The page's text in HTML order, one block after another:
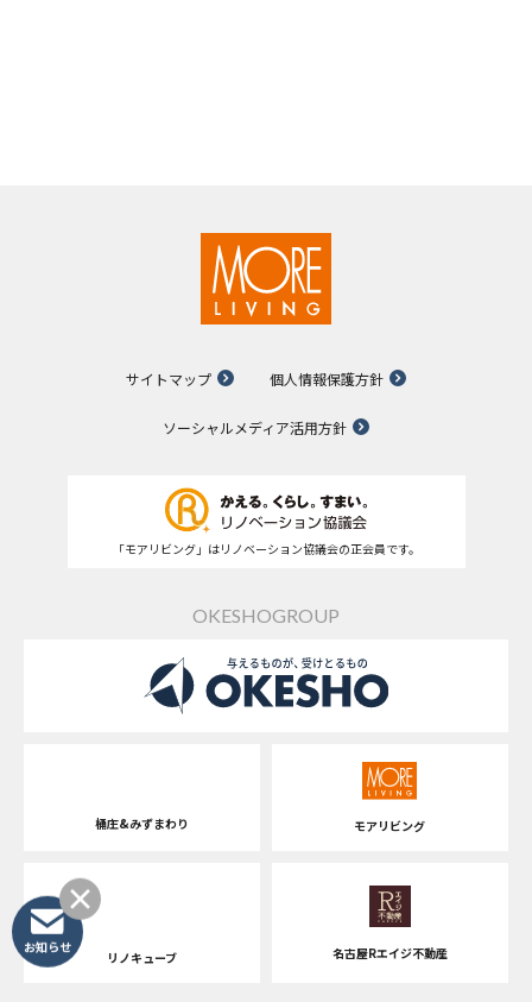
サイトマップ 個人情報保護方針
ソーシャルメディア活用方針
「モアリビング」はリノベーション協議会の正会員です。
OKESHOGROUP
桶庄&みずまわり モアリビング
リノキューブ 名古屋Rエイジ不動産
お知らせ